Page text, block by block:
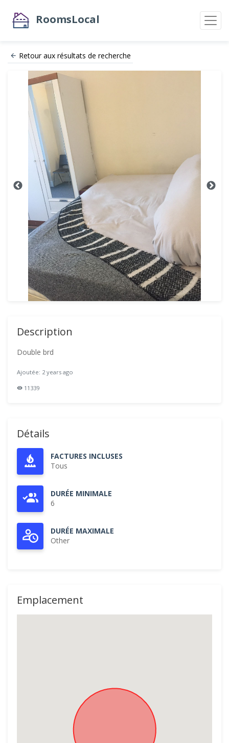
RoomsLocal
Retour aux résultats de recherche
Description
Double brd
Ajoutée: 2 years ago
11339
Détails
FACTURES INCLUSES
Tous
DURÉE MINIMALE
6
DURÉE MAXIMALE
Other
Emplacement